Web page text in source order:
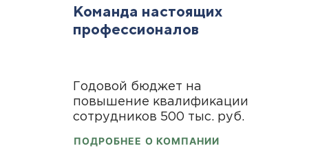
Команда настоящих
профессионалов
Годовой бюджет на
повышение квалификации
сотрудников 500 тыс. руб.
ПОДРОБНЕЕ О КОМПАНИИ